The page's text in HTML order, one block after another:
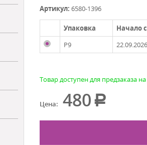
Артикул: 6580-1396
Упаковка Начало
P9
22.09.2026
Товар доступен для предзаказа
Цена: 480